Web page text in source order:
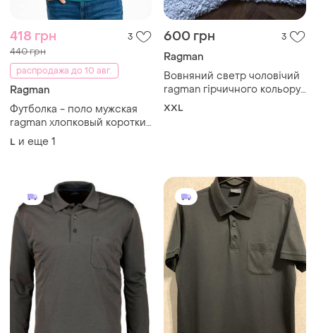
418 грн 3
440 грн
распродажа до 10 авг.
Ragman
Футболка - поло мужская
ragman хлопковый короткий
рукав тенниска хлопок l
L и еще 1
600 грн 3
Ragman
Вовняний светр чоловічий
ragman гірчичного кольору
розміру xxl
XXL